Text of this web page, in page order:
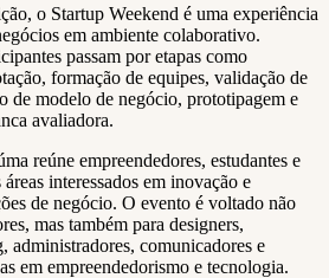
o Startup Weekend é uma experiência
em ambiente colaborativo.
passam por etapas como
formação de equipes, validação de
de modelo de negócio, prototipagem e
avaliadora.
reúne empreendedores, estudantes e
interessados em inovação e
de negócio. O evento é voltado não
mas também para designers,
administradores, comunicadores e
em empreendedorismo e tecnologia.